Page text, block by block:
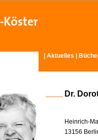
Aktuelles
Dr.
Heinrich-
13156